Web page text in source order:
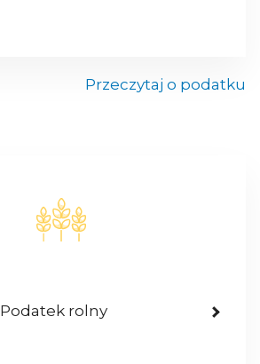
Przeczytaj o podatku
Podatek rolny